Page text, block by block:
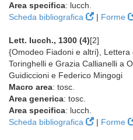
Area specifica: lucch.
Scheda bibliografica
| Forme
Lett. lucch., 1300 (4)[2]
{Omodeo Fiadoni e altri},
Toringhelli e Grazia Callianelli a
Guidiccioni e Federico Mingogi
Macro area: tosc.
Area generica: tosc.
Area specifica: lucch.
Scheda bibliografica
| Forme